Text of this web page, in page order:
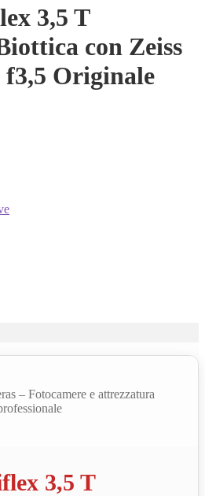
3,5 T
con Zeiss
f3,5 Originale
3,5 T